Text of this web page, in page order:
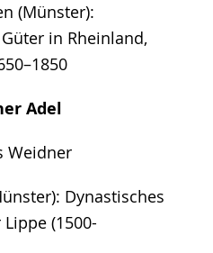
(Münster):
in Rheinland,
Adel
Weidner
Dynastisches
(1500-